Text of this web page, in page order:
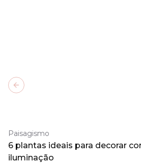
Paisagismo
6 plantas ideais para decorar
iluminação
Previous slide